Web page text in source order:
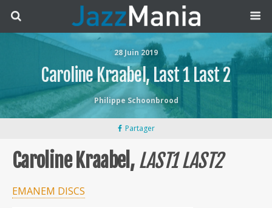
28 Juin 2019
Caroline Kraabel, Last 1 Last 2
Philippe Schoonbrood
Partager
Caroline Kraabel, LAST1 LAST2
EMANEM DISCS